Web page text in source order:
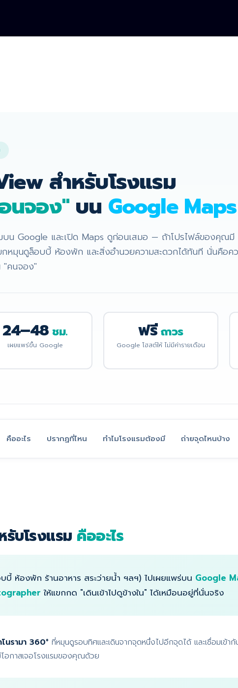
สำหรับโรงแรม
นจอง"บน Google Maps
น Google และเปิด Maps ดูก่อนเสมอ — ถ้าโปรไฟล์ของคุณมี
กหมุนดูล็อบบี้ ห้องพัก และสิ่งอำนวยความสะดวกได้ทันที นั่นคือค
"คนจอง"
24–48 ชม.
เผยแพร่ขึ้น Google
ฟรีถาวร
Google โฮสต์ให้ ไม่มีค่ารายเดือน
คืออะไร ปรากฏที่ไหน ทำไมโรงแรมต้องมี ถ่ายจุดไหนบ้าง
บโรงแรม คืออะไร
บี้ ห้องพัก ร้านอาหาร สระว่ายน้ำ ฯลฯ) ไปเผยแพร่บน Google
ให้แขกกด "เดินเข้าไปดูข้างใน" ได้เหมือนอยู่ที่นั่นจริง
นรามา 360° ที่หมุนดูรอบทิศและเดินจากจุดหนึ่งไปอีกจุดได้ และเชื่อมเข้ากั
อกาสเจอโรงแรมของคุณด้วย